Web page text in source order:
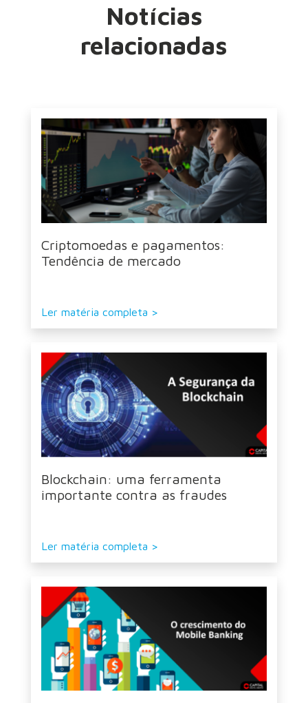
Notícias
relacionadas
Criptomoedas e pagamentos:
Tendência de mercado
Ler matéria completa >
Blockchain: uma ferramenta
importante contra as fraudes
Ler matéria completa >